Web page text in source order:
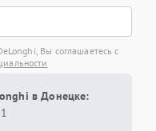
Вы соглашаетесь с
в Донецке: